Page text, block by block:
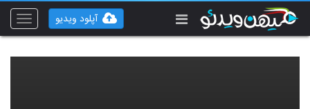
Toggle
آپلود ویدیو